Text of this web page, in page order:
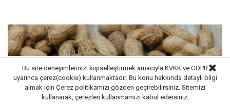
Bu site deneyimlerinizi kişiselleştirmek amacıyla KVKK ve GDPR
uyarınca çerez(cookie) kullanmaktadır. Bu konu hakkında detaylı bilgi
almak için Çerez politikamızı gözden geçirebilirsiniz. Sitemizi
kullanarak, çerezleri kullanmamızı kabul edersiniz.